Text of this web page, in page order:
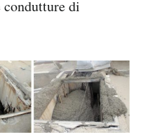
condutture di